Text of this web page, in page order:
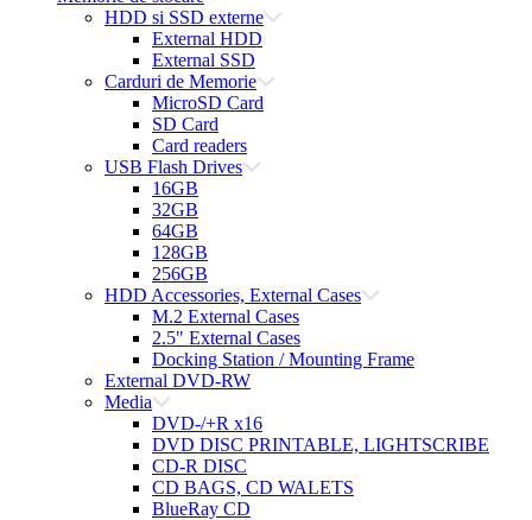
HDD si SSD externe
External HDD
External SSD
Carduri de Memorie
MicroSD Card
SD Card
Card readers
USB Flash Drives
16GB
32GB
64GB
128GB
256GB
HDD Accessories, External Cases
M.2 External Cases
2.5" External Cases
Docking Station / Mounting Frame
External DVD-RW
Media
DVD-/+R x16
DVD DISC PRINTABLE, LIGHTSCRIBE
CD-R DISC
CD BAGS, CD WALETS
BlueRay CD